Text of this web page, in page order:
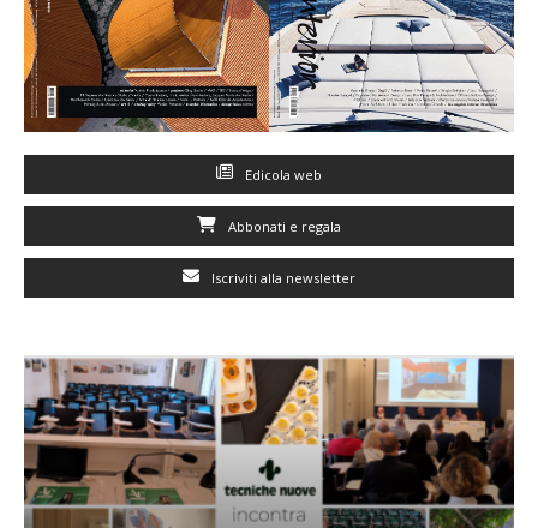
Edicola web
Abbonati e regala
Iscriviti alla newsletter